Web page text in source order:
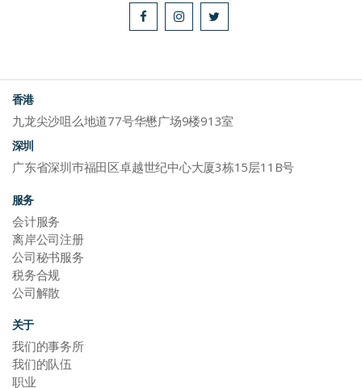
香港
九龙尖沙咀么地道77号华懋广场9楼913室
深圳
广东省深圳巿福田区卓越世纪中心大厦3栋15层11B号
服务
会计服务
离岸公司注册
公司秘书服务
税务合规
公司解散
关于
我们的事务所
我们的队伍
职业